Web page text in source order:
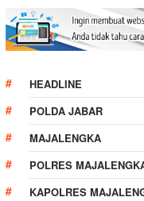
HEADLINE
POLDA JABAR
MAJALENGKA
POLRES
KAPOLRES